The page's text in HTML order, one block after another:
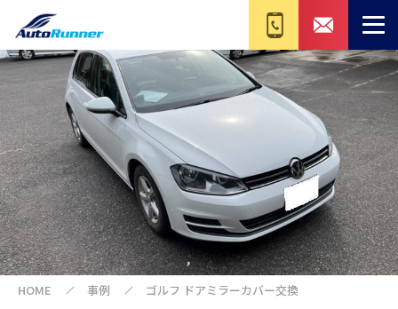
HOME 事例 ゴルフ ドアミラーカバー交換